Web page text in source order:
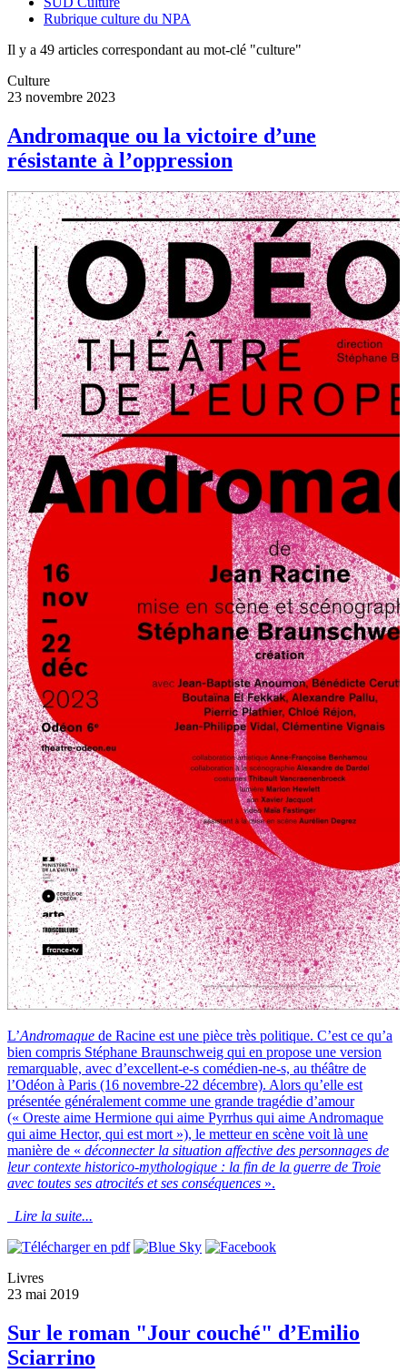
Rubrique culture du NPA
Il y a 49 articles correspondant au mot-clé "culture"
Culture
23 novembre 2023
Andromaque ou la victoire d’une
résistante à l’oppression
L’Andromaque de Racine est une pièce très politique. C’est ce qu’a
bien compris Stéphane Braunschweig qui en propose une version
remarquable, avec d’excellent-e-s comédien-ne-s, au théâtre de
l’Odéon à Paris (16 novembre-22 décembre). Alors qu’elle est
présentée généralement comme une grande tragédie d’amour
(« Oreste aime Hermione qui aime Pyrrhus qui aime Andromaque
qui aime Hector, qui est mort »), le metteur en scène voit là une
manière de « déconnecter la situation affective des personnages de
leur contexte historico-mythologique : la fin de la guerre de Troie
avec toutes ses atrocités et ses conséquences ».
Lire la suite...
Livres
23 mai 2019
Sur le roman "Jour couché" d’Emilio
Sciarrino